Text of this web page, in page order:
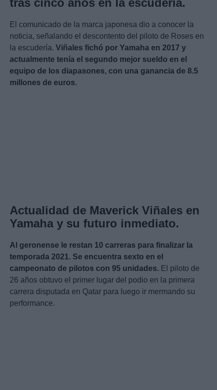
tras cinco años en la escudería.
El comunicado de la marca japonesa dio a conocer la
noticia, señalando el descontento del piloto de Roses en
la escudería. Viñales fichó por Yamaha en 2017 y
actualmente tenía el segundo mejor sueldo en el
equipo de los diapasones, con una ganancia de 8.5
millones de euros.
Actualidad de Maverick Viñales en
Yamaha y su futuro inmediato.
Al geronense le restan 10 carreras para finalizar la
temporada 2021. Se encuentra sexto en el
campeonato de pilotos con 95 unidades. El piloto de
26 años obtuvo el primer lugar del podio en la primera
carrera disputada en Qatar para luego ir mermando su
performance.